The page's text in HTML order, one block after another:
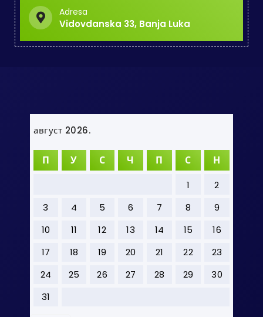
Adresa
Vidovdanska 33, Banja Luka
август 2026.
П У С Ч П С Н
1
2
3
4 5 6 7 8
9
10
11 12 13 14 15
16
17
18 19 20 21 22
23
24
25 26 27 28 29
30
31